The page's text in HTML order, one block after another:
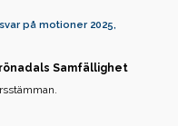
på motioner 2025,
Samfällighet